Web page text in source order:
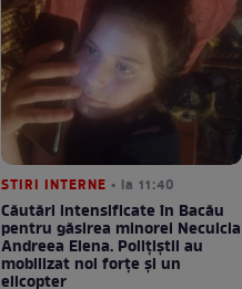
STIRI INTERNE • la 11:40
Căutări intensificate în Bacău
pentru găsirea minorei Neculcia
Andreea Elena. Polițiștii au
mobilizat noi forțe și un
elicopter